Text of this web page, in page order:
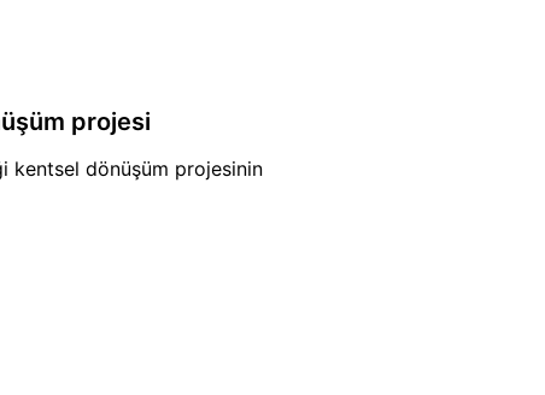
projesi
kentsel dönüşüm projesinin